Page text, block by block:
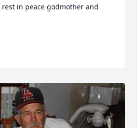
in peace godmother and